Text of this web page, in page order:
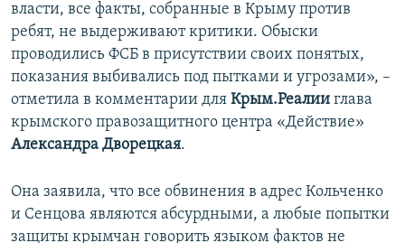
власти, все факты, собранные в Крыму против
ребят, не выдерживают критики. Обыски
проводились ФСБ в присутствии своих понятых,
показания выбивались под пытками и угрозами», –
отметила в комментарии для Крым.Реалии глава
крымского правозащитного центра «Действие»
Александра Дворецкая.
Она заявила, что все обвинения в адрес Кольченко
и Сенцова являются абсурдными, а любые попытки
защиты крымчан говорить языком фактов не